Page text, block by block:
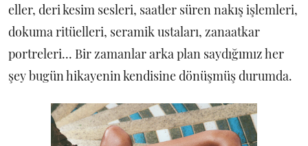
eller, deri kesim sesleri, saatler süren nakış işlemleri,
dokuma ritüelleri, seramik ustaları, zanaatkar
portreleri... Bir zamanlar arka plan saydığımız her
şey bugün hikayenin kendisine dönüşmüş durumda.